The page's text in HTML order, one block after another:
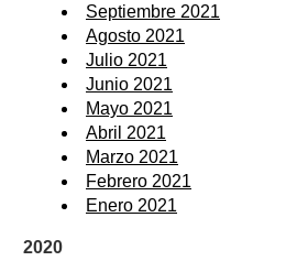
Septiembre 2021
Agosto 2021
Julio 2021
Junio 2021
Mayo 2021
Abril 2021
Marzo 2021
Febrero 2021
Enero 2021
2020